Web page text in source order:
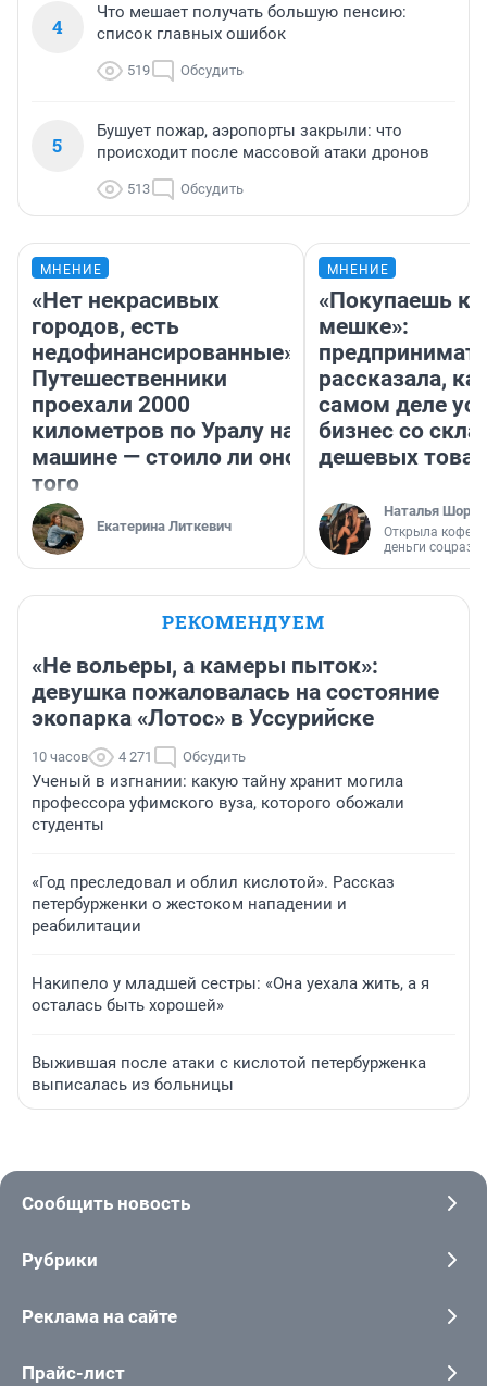
4
Что мешает получать большую пенсию:
список главных ошибок
519 Обсудить
5
Бушует пожар, аэропорты закрыли: что
происходит после массовой атаки дронов
513 Обсудить
МНЕНИЕ
«Нет некрасивых
городов, есть
недофинансированные».
Путешественники
проехали 2000
километров по Уралу на
машине — стоило ли оно
того
Екатерина Литкевич
МНЕНИЕ
«Покупаешь
мешке»:
рассказала,
самом деле
бизнес со
дешевых
Наталья
Открыла
деньги
РЕКОМЕНДУЕМ
«Не вольеры, а камеры пыток»:
девушка пожаловалась на состояние
экопарка «Лотос» в Уссурийске
10 часов 4 271 Обсудить
Ученый в изгнании: какую тайну хранит могила
профессора уфимского вуза, которого обожали
студенты
«Год преследовал и облил кислотой». Рассказ
петербурженки о жестоком нападении и
реабилитации
Накипело у младшей сестры: «Она уехала жить, а я
осталась быть хорошей»
Выжившая после атаки с кислотой петербурженка
выписалась из больницы
Сообщить новость
Рубрики
Реклама на сайте
Прайс-лист